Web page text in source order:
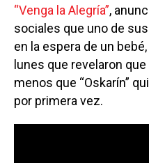
“Venga la Alegría”,
sociales que uno de
en la espera de un
lunes que revelaron
menos que “Oskarín”
por primera vez.